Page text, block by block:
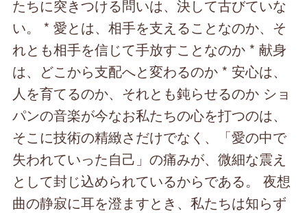
たちに突きつける問いは、決して古びていな
い。 * 愛とは、相手を支えることなのか、そ
れとも相手を信じて手放すことなのか * 献身
は、どこから支配へと変わるのか * 安心は、
人を育てるのか、それとも鈍らせるのか ショ
パンの音楽が今なお私たちの心を打つのは、
そこに技術の精緻さだけでなく、「愛の中で
失われていった自己」の痛みが、微細な震え
として封じ込められているからである。 夜想
曲の静寂に耳を澄ますとき、私たちは知らず